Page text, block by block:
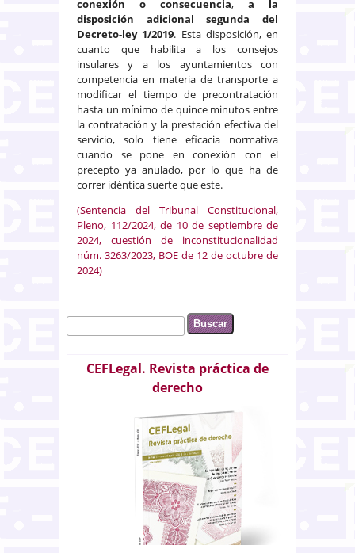
conexión o consecuencia, a la
disposición adicional segunda del
Decreto-ley 1/2019. Esta disposición, en
cuanto que habilita a los consejos
insulares y a los ayuntamientos con
competencia en materia de transporte a
modificar el tiempo de precontratación
hasta un mínimo de quince minutos entre
la contratación y la prestación efectiva del
servicio, solo tiene eficacia normativa
cuando se pone en conexión con el
precepto ya anulado, por lo que ha de
correr idéntica suerte que este.
(Sentencia del Tribunal Constitucional,
Pleno, 112/2024, de 10 de septiembre de
2024, cuestión de inconstitucionalidad
núm. 3263/2023, BOE de 12 de octubre de
2024)
Formulario de búsqueda
Buscar
CEFLegal. Revista práctica de
derecho